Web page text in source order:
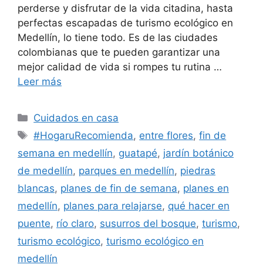
perderse y disfrutar de la vida citadina, hasta
perfectas escapadas de turismo ecológico en
Medellín, lo tiene todo. Es de las ciudades
colombianas que te pueden garantizar una
mejor calidad de vida si rompes tu rutina …
Leer más
Categorías
Cuidados en casa
Etiquetas
#HogaruRecomienda, entre flores,fin de
semana en medellín, guatapé, jardín botánico
de medellín, parques en medellín, piedras
blancas, planes de fin de semana, planes en
medellín, planes para relajarse, qué hacer en
puente, río claro, susurros del bosque, turismo,
turismo ecológico, turismo ecológico en
medellín